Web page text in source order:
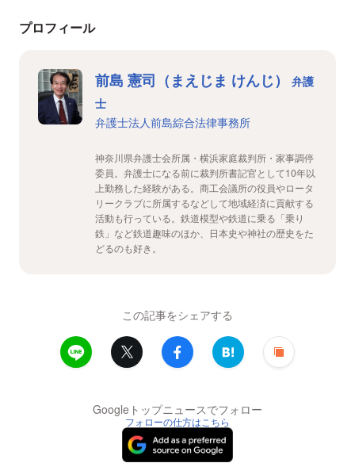
プロフィール
前島 憲司（まえじま けんじ）
弁護
士
弁護士法人前島綜合法律事務所
神奈川県弁護士会所属・横浜家庭裁判所・家事調停
委員。弁護士になる前に裁判所書記官として10年以
上勤務した経験がある。商工会議所の役員やロータ
リークラブに所属するなどして地域経済に貢献する
活動も行っている。鉄道模型や鉄道に乗る「乗り
鉄」など鉄道趣味のほか、日本史や神社の歴史をた
どるのも好き。
この記事をシェアする
Googleトップニュースでフォロー
フォローの仕方はこちら